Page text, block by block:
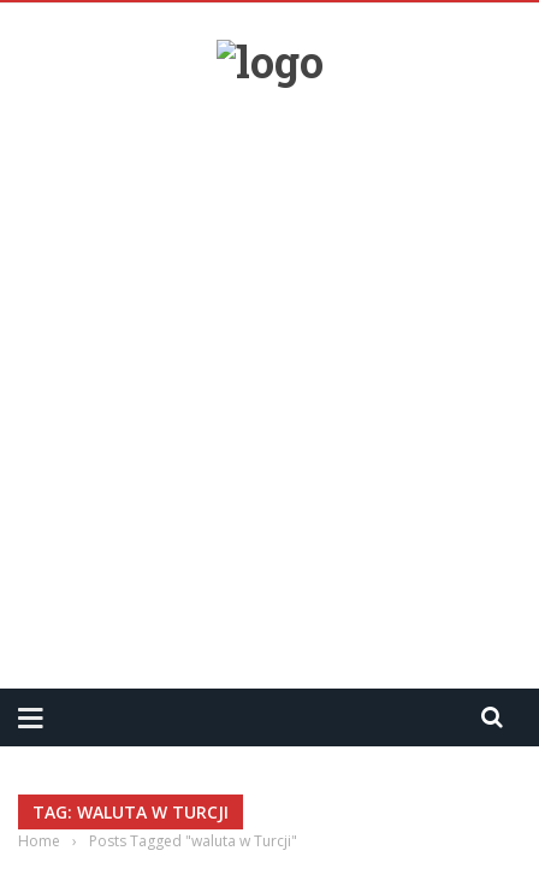
TAG: WALUTA W TURCJI
Home › Posts Tagged "waluta w Turcji"